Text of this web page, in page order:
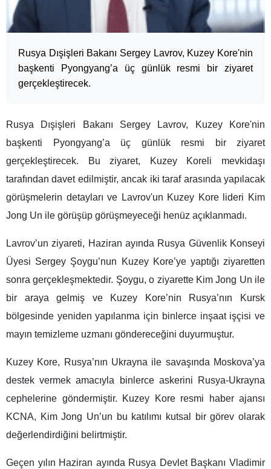
Rusya Dışişleri Bakanı Sergey Lavrov, Kuzey Kore'nin
başkenti Pyongyang’a üç günlük resmi bir ziyaret
gerçekleştirecek.
Rusya Dışişleri Bakanı Sergey Lavrov, Kuzey Kore'nin
başkenti Pyongyang’a üç günlük resmi bir ziyaret
gerçekleştirecek. Bu ziyaret, Kuzey Koreli mevkidaşı
tarafından davet edilmiştir, ancak iki taraf arasında yapılacak
görüşmelerin detayları ve Lavrov'un Kuzey Kore lideri Kim
Jong Un ile görüşüp görüşmeyeceği henüz açıklanmadı.
Lavrov’un ziyareti, Haziran ayında Rusya Güvenlik Konseyi
Üyesi Sergey Şoygu’nun Kuzey Kore’ye yaptığı ziyaretten
sonra gerçekleşmektedir. Şoygu, o ziyarette Kim Jong Un ile
bir araya gelmiş ve Kuzey Kore’nin Rusya’nın Kursk
bölgesinde yeniden yapılanma için binlerce inşaat işçisi ve
mayın temizleme uzmanı göndereceğini duyurmuştur.
Kuzey Kore, Rusya’nın Ukrayna ile savaşında Moskova’ya
destek vermek amacıyla binlerce askerini Rusya-Ukrayna
cephelerine göndermiştir. Kuzey Kore resmi haber ajansı
KCNA, Kim Jong Un’un bu katılımı kutsal bir görev olarak
değerlendirdiğini belirtmiştir.
Geçen yılın Haziran ayında Rusya Devlet Başkanı Vladimir